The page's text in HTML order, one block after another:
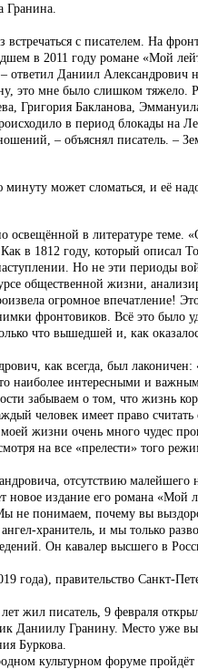
встречаться с писателем. На
в 2011 году романе «Мой
Даниил Александрович
это мне было слишком тяжело.
Григория Бакланова,
в период блокады на
– объяснял писатель. –
может сломаться, и её
освещённой в литературе
в 1812 году, который описал
Но не эти периоды
общественной жизни,
огромное впечатление!
фронтовиков. Всё это
что вышедшей и, как
как всегда, был
наиболее интересными и
забываем о том, что жизнь
человек имеет право
жизни очень много чудес
на все «прелести» того
отсутствию
новое издание его романа «Мой
не понимаем, почему вы
хранитель, и мы только
Он кавалер высшего в
года), правительство Санкт-
жил писатель, 9 февраля
Даниилу Гранину. Место уже
Буркова.
культурном форуме